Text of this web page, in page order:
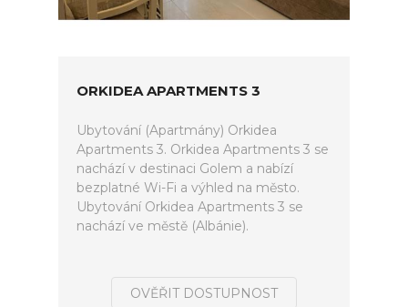
ORKIDEA APARTMENTS 3
Ubytování (Apartmány) Orkidea
Apartments 3. Orkidea Apartments 3 se
nachází v destinaci Golem a nabízí
bezplatné Wi-Fi a výhled na město.
Ubytování Orkidea Apartments 3 se
nachází ve městě (Albánie).
OVĚŘIT DOSTUPNOST